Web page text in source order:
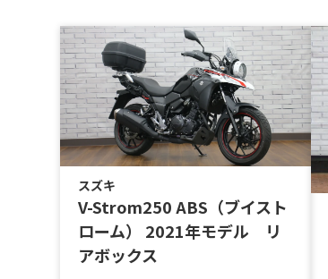
スズキ
V-Strom250 ABS（ブイスト
ローム） 2021年モデル リ
アボックス